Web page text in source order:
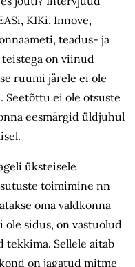
KIKi, Innove,
teadus- ja
on viinud
ruumi järele ei ole
Seetõttu ei ole otsuste
eesmärgid üldjuhul
üksteisele
toimimine nn
oma valdkonna
sidus, on vastuolud
tekkima. Sellele aitab
on jagatud mitme